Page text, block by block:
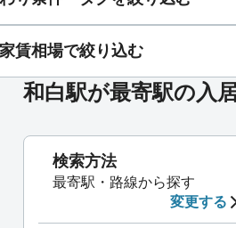
賃相場で絞り込む
和白駅が最寄駅の入
検索方法
最寄駅・路線から探す
変更する